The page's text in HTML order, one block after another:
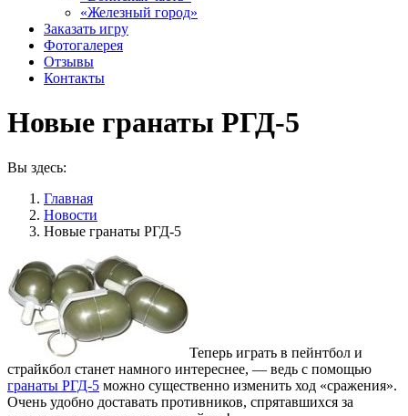
«Железный город»
Заказать игру
Фотогалерея
Отзывы
Контакты
Новые гранаты РГД-5
Вы здесь:
Главная
Новости
Новые гранаты РГД-5
Теперь играть в пейнтбол и
страйкбол станет намного интереснее, — ведь с помощью
гранаты РГД-5 можно существенно изменить ход «сражения».
Очень удобно доставать противников, спрятавшихся за